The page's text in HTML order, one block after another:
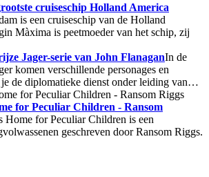
cruiseschip Holland America
is een cruiseschip van de Holland
Màxima is peetmoeder van het schip, zij
Jager-serie van John FlanaganIn de
komen verschillende personages en
de diplomatieke dienst onder leiding van…
for Peculiar Children - Ransom
Home for Peculiar Children is een
geschreven door Ransom Riggs.